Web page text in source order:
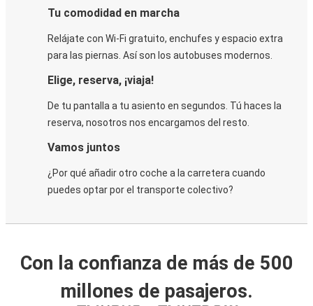
Tu comodidad en marcha
Relájate con Wi-Fi gratuito, enchufes y espacio extra
para las piernas. Así son los autobuses modernos.
Elige, reserva, ¡viaja!
De tu pantalla a tu asiento en segundos. Tú haces la
reserva, nosotros nos encargamos del resto.
Vamos juntos
¿Por qué añadir otro coche a la carretera cuando
puedes optar por el transporte colectivo?
Con la confianza de más de 500
millones de pasajeros.